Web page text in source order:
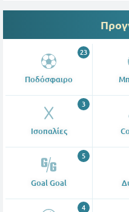
Ποδόσφαιρο
23
Ισοπαλίες
3
Goal Goal
5
4